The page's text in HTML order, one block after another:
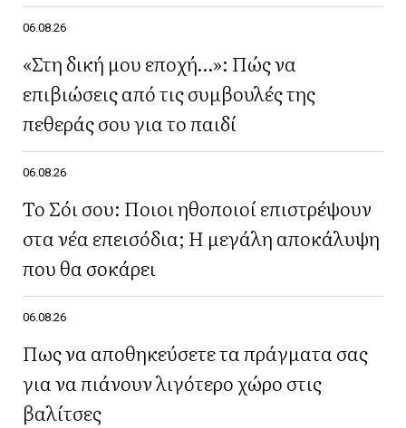
06.08.26
«Στη δική μου εποχή…»: Πώς να
επιβιώσεις από τις συμβουλές της
πεθεράς σου για το παιδί
06.08.26
Το Σόι σου: Ποιοι ηθοποιοί επιστρέψουν
στα νέα επεισόδια; Η μεγάλη αποκάλυψη
που θα σοκάρει
06.08.26
Πως να αποθηκεύσετε τα πράγματα σας
για να πιάνουν λιγότερο χώρο στις
βαλίτσες